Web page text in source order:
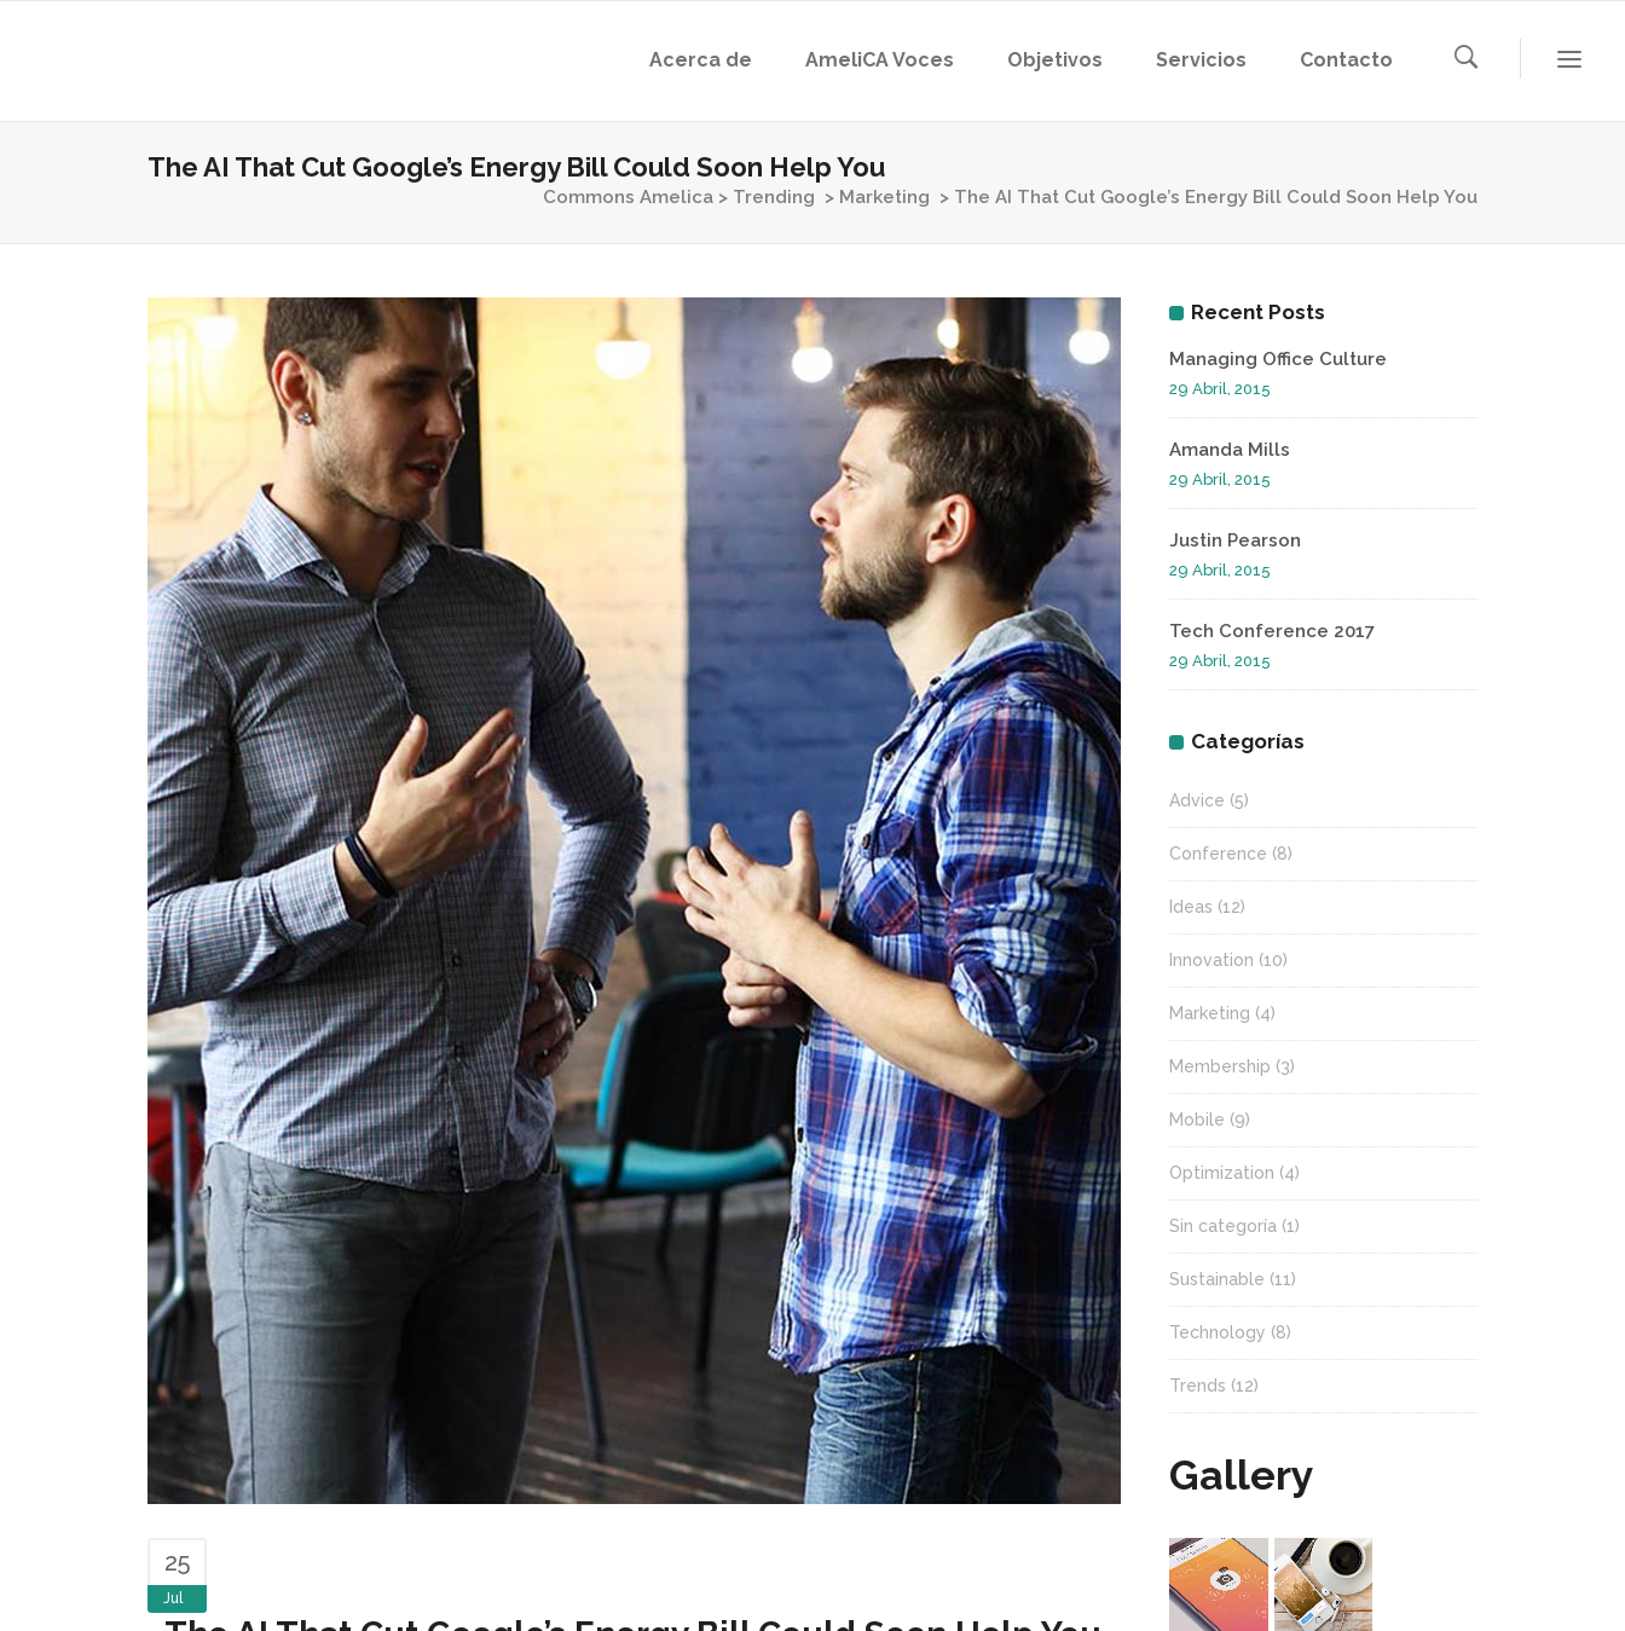
Acerca de AmeliCA Voces Objetivos Servicios Contacto
The AI That Cut Google’s Energy Bill Could Soon Help You
Commons Amelica > Trending > Marketing > The AI That Cut Google’s Energy Bill Could Soon Help You
25
Jul
Recent Posts
Managing Office Culture
29 Abril, 2015
Amanda Mills
29 Abril, 2015
Justin Pearson
29 Abril, 2015
Tech Conference 2017
29 Abril, 2015
Categorías
Advice (5)
Conference (8)
Ideas (12)
Innovation (10)
Marketing (4)
Membership (3)
Mobile (9)
Optimization (4)
Sin categoría (1)
Sustainable (11)
Technology (8)
Trends (12)
Gallery